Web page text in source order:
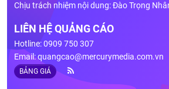
Chịu trách nhiệm nội dung: Đào Trọng
LIÊN HỆ QUẢNG CÁO
Hotline: 0909 750 307
Email:quangcao@mercurymedia.com.vn
BẢNG GIÁ